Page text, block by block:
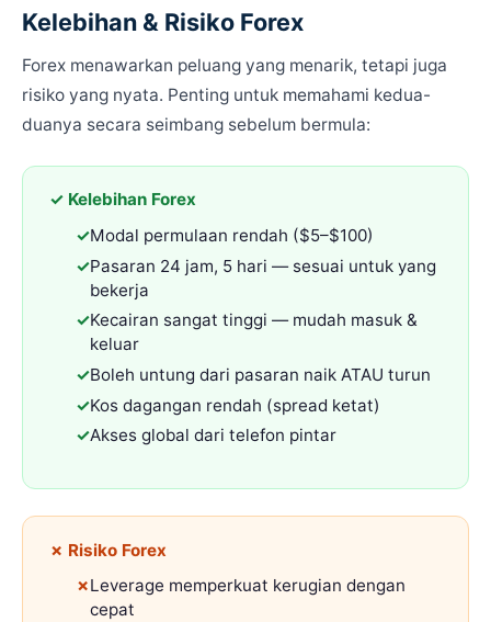
Kelebihan & Risiko Forex
Forex menawarkan peluang yang menarik, tetapi juga
risiko yang nyata. Penting untuk memahami kedua-
duanya secara seimbang sebelum bermula:
✓ Kelebihan Forex
Modal permulaan rendah ($5–$100)
Pasaran 24 jam, 5 hari — sesuai untuk yang
bekerja
Kecairan sangat tinggi — mudah masuk &
keluar
Boleh untung dari pasaran naik ATAU turun
Kos dagangan rendah (spread ketat)
Akses global dari telefon pintar
✗ Risiko Forex
Leverage memperkuat kerugian dengan
cepat